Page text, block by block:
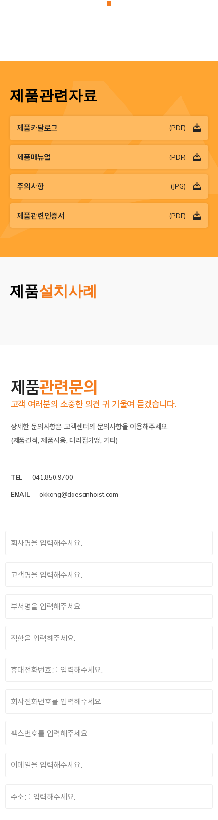
제품관련자료
제품카달로그 (PDF)
제품매뉴얼 (PDF)
주의사항 (JPG)
제품관련인증서 (PDF)
제품설치사례
제품관련문의
고객 여러분의 소중한 의견 귀 기울여 듣겠습니다.
상세한 문의사항은 고객센터의 문의사항을 이용해주세요.
(제품견적, 제품사용, 대리점가맹, 기타)
TEL 041.850.9700
EMAIL okkang@daesanhoist.com